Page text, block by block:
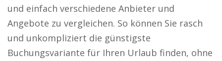
und einfach verschiedene Anbieter und
Angebote zu vergleichen. So können Sie rasch
und unkompliziert die günstigste
Buchungsvariante für Ihren Urlaub finden, ohne